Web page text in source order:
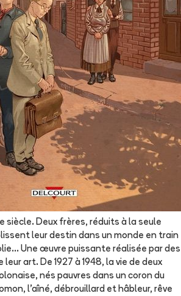
siècle. Deux frères, réduits à la seule
leur destin dans un monde en train
Une œuvre puissante réalisée par des
art. De 1927 à 1948, la vie de deux
nés pauvres dans un coron du
l’aîné, débrouillard et hâbleur, rêve